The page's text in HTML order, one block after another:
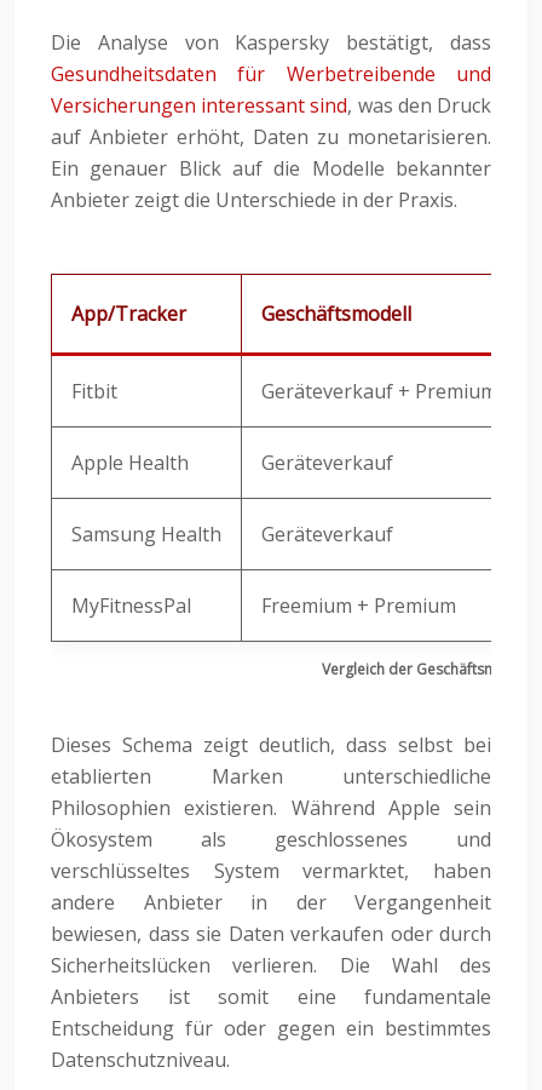
Die Analyse von Kaspersky bestätigt, dass
Gesundheitsdaten für Werbetreibende und
Versicherungen interessant sind, was den Druck
auf Anbieter erhöht, Daten zu monetarisieren.
Ein genauer Blick auf die Modelle bekannter
Anbieter zeigt die Unterschiede in der Praxis.
Vergleich der
App/Tracker Geschäftsmodell
Fitbit Geräteverkauf + Premium-Abo
Apple Health Geräteverkauf
Samsung Health Geräteverkauf
MyFitnessPal Freemium + Premium
Dieses Schema zeigt deutlich, dass selbst bei
etablierten Marken unterschiedliche
Philosophien existieren. Während Apple sein
Ökosystem als geschlossenes und
verschlüsseltes System vermarktet, haben
andere Anbieter in der Vergangenheit
bewiesen, dass sie Daten verkaufen oder durch
Sicherheitslücken verlieren. Die Wahl des
Anbieters ist somit eine fundamentale
Entscheidung für oder gegen ein bestimmtes
Datenschutzniveau.